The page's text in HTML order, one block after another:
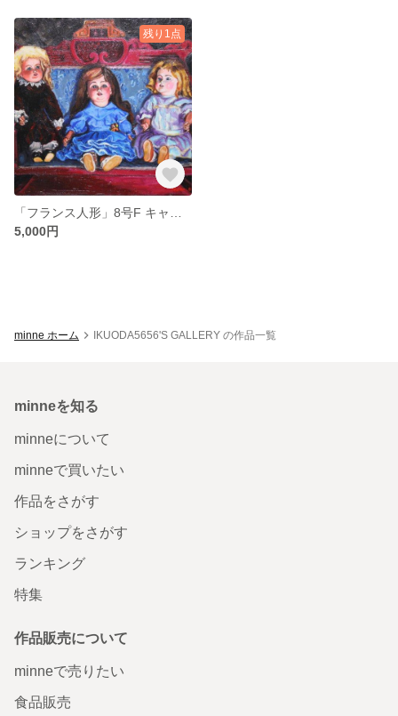
残り1点
5,000円
minne ホーム IKUODA5656'S GALLERY の作品一覧
minneを知る
minneについて
minneで買いたい
作品をさがす
ショップをさがす
ランキング
特集
作品販売について
minneで売りたい
食品販売